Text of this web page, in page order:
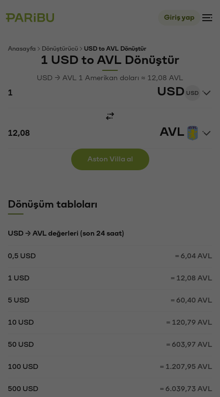
Giriş yap
Anasayfa Dönüştürücü USD to AVL Dönüştür
1 USD to AVL Dönüştür
USD → AVL 1 Amerikan doları ≈ 12,08 AVL
USD USD
AVL
Aston Villa al
Dönüşüm tabloları
USD → AVL değerleri (son 24 saat)
0,5 USD = 6,04 AVL
1 USD = 12,08 AVL
5 USD = 60,40 AVL
10 USD = 120,79 AVL
50 USD = 603,97 AVL
100 USD = 1.207,95 AVL
500 USD = 6.039,73 AVL